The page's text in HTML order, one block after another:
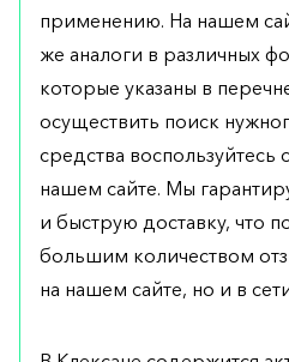
применению. На нашем
же аналоги в различных
которые указаны в
осуществить поиск
средства
нашем сайте. Мы
и быструю доставку, что
большим количеством
на нашем сайте, но и в